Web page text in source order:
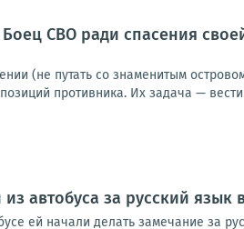
СВО ради спасения
(не путать со знаменитым
противника. Их задача —
автобуса за русский язык
ей начали делать замечание за